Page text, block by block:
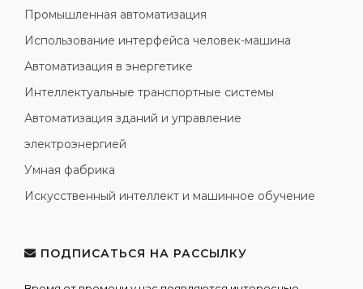
Промышленная автоматизация
Использование интерфейса человек-машина
Автоматизация в энергетике
Интеллектуальные транспортные системы
Автоматизация зданий и управление
электроэнергией
Умная фабрика
Искусственный интеллект и машинное обучение
ПОДПИСАТЬСЯ НА РАССЫЛКУ